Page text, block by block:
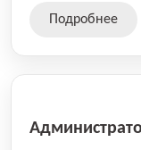
Подробнее